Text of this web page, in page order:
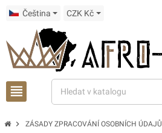
Čeština CZK Kč
view_headline
chevron_right ZÁSADY ZPRACOVÁNÍ OSOBNÍCH ÚDAJŮ